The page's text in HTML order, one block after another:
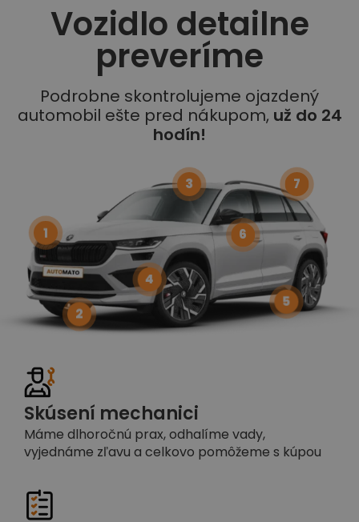
Vozidlo detailne
preveríme
Podrobne skontrolujeme ojazdený
automobil ešte pred nákupom, už do 24
hodín!
Skúsení mechanici
Máme dlhoročnú prax, odhalíme vady,
vyjednáme zľavu a celkovo pomôžeme s kúpou
1
2
3
4
5
6
7